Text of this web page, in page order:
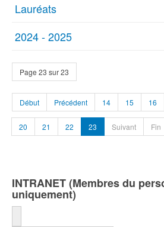
Lauréats
2024 - 2025
Page 23 sur 23
Début Précédent 14 15 16
20 21 22 23 Suivant Fin
INTRANET (Membres du
uniquement)